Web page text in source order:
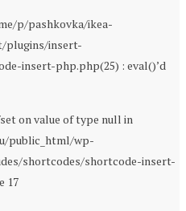
p/pashkovka/ikea-
plugins/insert-
insert-php.php(25) : eval()’d
on value of type null in
public_html/wp-
shortcodes/shortcode-insert-
17